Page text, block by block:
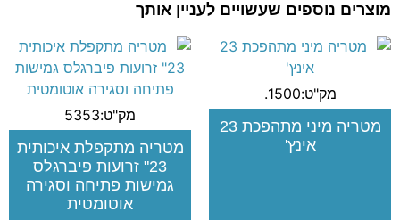
מוצרים נוספים שעשויים לעניין אותך
מק"ט:1500.
מטריה מיני מתהפכת 23
אינץ'
מק"ט:5353
מטריה מתקפלת איכותית
23" זרועות פיברגלס
גמישות פתיחה וסגירה
אוטומטית